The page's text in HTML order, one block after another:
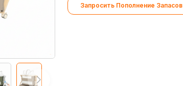
Запросить Пополнение Запасов